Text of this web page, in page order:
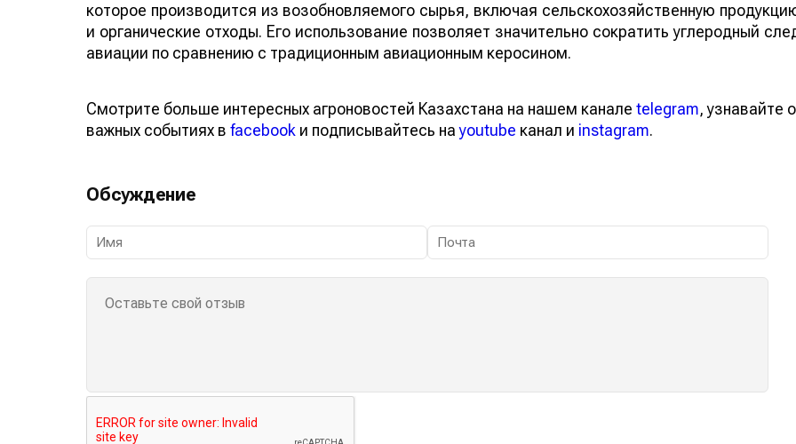
которое производится из возобновляемого сырья, включая сельскохозяйственную
и органические отходы. Его использование позволяет значительно сократить углеродный
авиации по сравнению с традиционным авиационным керосином.
Смотрите больше интересных агроновостей Казахстана на нашем канале telegram, узнавайте о
важных событиях в facebook и подписывайтесь наyoutube канал и instagram.
Обсуждение